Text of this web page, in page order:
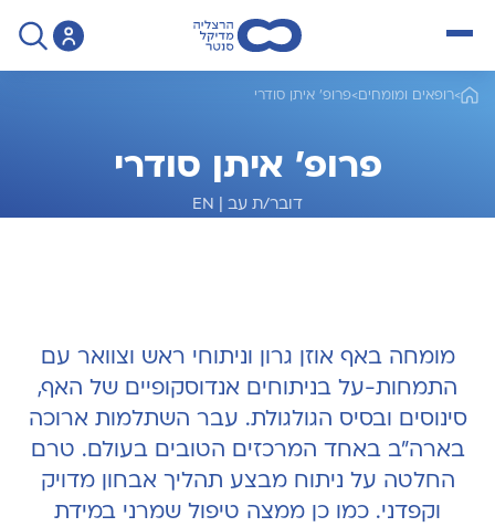
>רופאים ומומחים>פרופ' איתן סודרי
פרופ' איתן סודרי
דובר/ת עב |
EN
מומחה באף אוזן גרון וניתוחי ראש וצוואר עם
התמחות-על בניתוחים אנדוסקופיים של האף,
סינוסים ובסיס הגולגולת. עבר השתלמות ארוכה
בארה"ב באחד המרכזים הטובים בעולם. טרם
החלטה על ניתוח מבצע תהליך אבחון מדויק
וקפדני. כמו כן ממצה טיפול שמרני במידת